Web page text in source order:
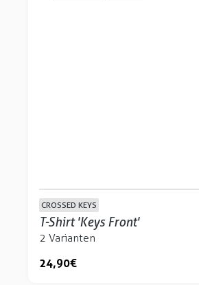
CROSSED KEYS
T-Shirt 'Keys Front'
2 Varianten
24,90 €